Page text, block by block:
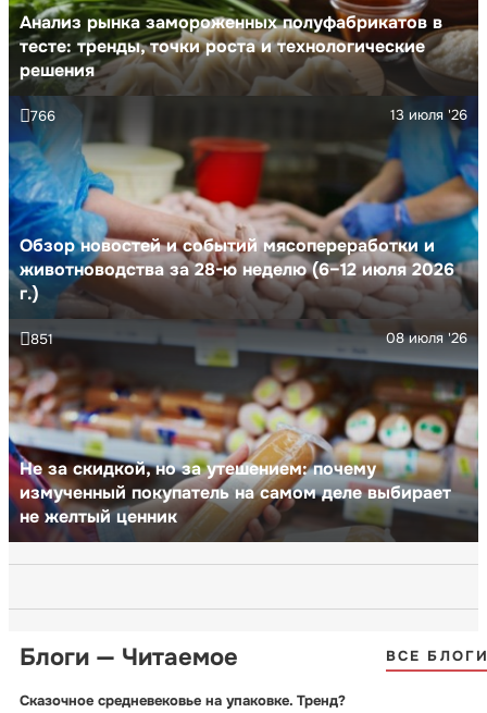
Анализ рынка замороженных полуфабрикатов в
тесте: тренды, точки роста и технологические
решения
Обзор новостей и событий мясопереработки и
животноводства за 28-ю неделю (6–12 июля 2026
г.)
13 июля '26
766
Не за скидкой, но за утешением: почему
измученный покупатель на самом деле выбирает
не желтый ценник
08 июля '26
851
Блоги — Читаемое ВСЕ
Сказочное средневековье на упаковке. Тренд?